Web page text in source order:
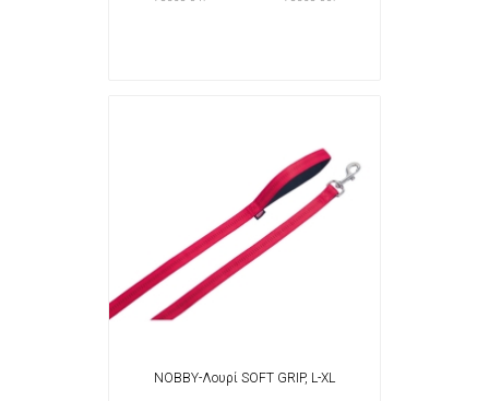
NOBBY-Λουρί SOFT GRIP, L-XL